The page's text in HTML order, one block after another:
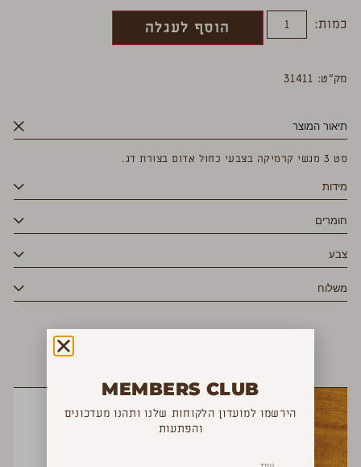
כמות:
הוסף לעגלה
מק”ט: 31411
תיאור המוצר
סט 3 מגשי קרמיקה בצבעי כחול אדום בצורת דג.
מידות
חומרים
צבע
משלוח
MEMBERS CLUB
הירשמו למועדון הלקוחות שלנו ותהנו מעדכונים
והפתעות